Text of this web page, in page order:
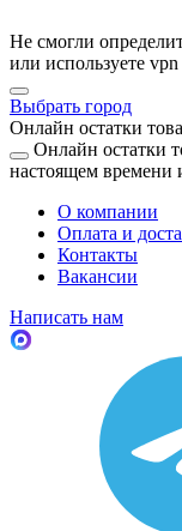
Не смогли
или используете vpn
Выбрать город
Онлайн остатки
Онлайн остатки
настоящем времени
О компании
Оплата и
Контакты
Вакансии
Написать нам